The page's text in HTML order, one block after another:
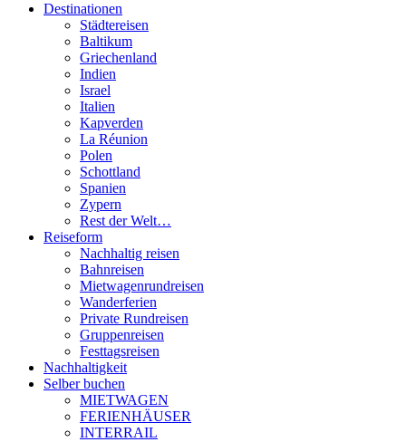
Destinationen
Städtereisen
Baltikum
Griechenland
Indien
Israel
Italien
Kapverden
La Réunion
Polen
Schottland
Spanien
Zypern
Rest der Welt…
Reiseform
Nachhaltig reisen
Bahnreisen
Mietwagenrundreisen
Wanderferien
Private Rundreisen
Gruppenreisen
Festtagsreisen
Nachhaltigkeit
Selber buchen
MIETWAGEN
FERIENHÄUSER
INTERRAIL